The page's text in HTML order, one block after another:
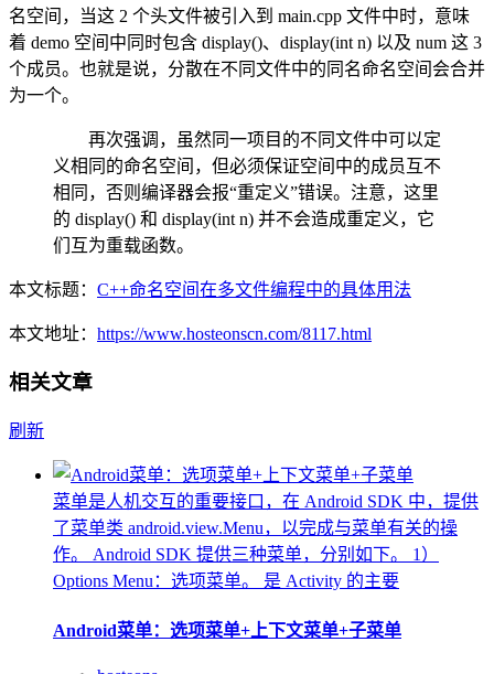
名空间，当这 2 个头文件被引入到 main.cpp 文件中时，意味
着 demo 空间中同时包含 display()、display(int n) 以及 num 这 3
个成员。也就是说，分散在不同文件中的同名命名空间会合并
为一个。
再次强调，虽然同一项目的不同文件中可以定
义相同的命名空间，但必须保证空间中的成员互不
相同，否则编译器会报“重定义”错误。注意，这里
的 display() 和 display(int n) 并不会造成重定义，它
们互为重载函数。
本文标题： C++命名空间在多文件编程中的具体用法
本文地址： https://www.hosteonscn.com/8117.html
相关文章
刷新
菜单是人机交互的重要接口，在 Android SDK 中，提供
了菜单类 android.view.Menu，以完成与菜单有关的操
作。 Android SDK 提供三种菜单，分别如下。 1）
Options Menu：选项菜单。 是 Activity 的主要
Android菜单：选项菜单+上下文菜单+子菜单